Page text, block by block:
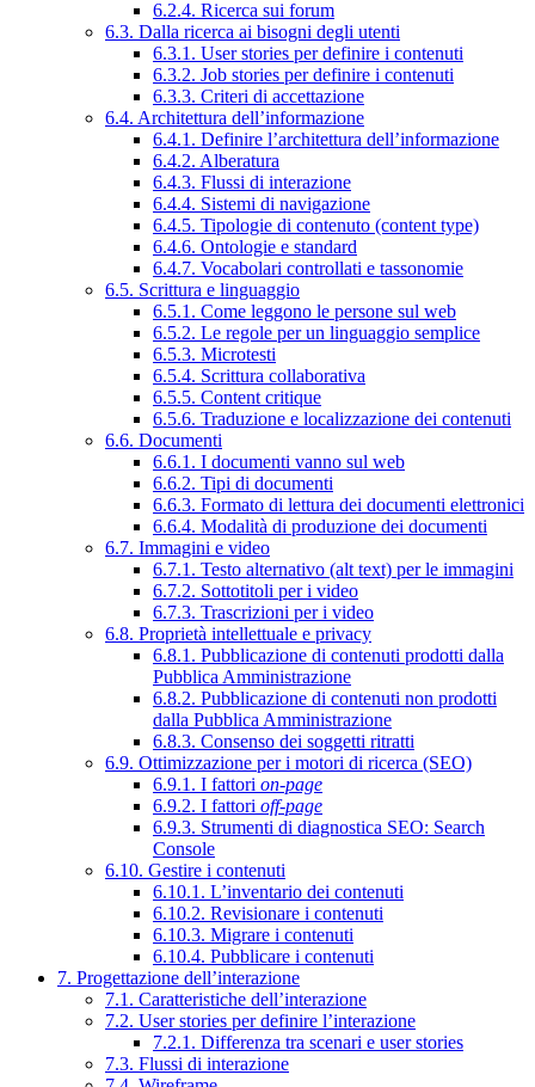
6.2.4. Ricerca sui forum
6.3. Dalla ricerca ai bisogni degli utenti
6.3.1. User stories per definire i contenuti
6.3.2. Job stories per definire i contenuti
6.3.3. Criteri di accettazione
6.4. Architettura dell’informazione
6.4.1. Definire l’architettura dell’informazione
6.4.2. Alberatura
6.4.3. Flussi di interazione
6.4.4. Sistemi di navigazione
6.4.5. Tipologie di contenuto (content type)
6.4.6. Ontologie e standard
6.4.7. Vocabolari controllati e tassonomie
6.5. Scrittura e linguaggio
6.5.1. Come leggono le persone sul web
6.5.2. Le regole per un linguaggio semplice
6.5.3. Microtesti
6.5.4. Scrittura collaborativa
6.5.5. Content critique
6.5.6. Traduzione e localizzazione dei contenuti
6.6. Documenti
6.6.1. I documenti vanno sul web
6.6.2. Tipi di documenti
6.6.3. Formato di lettura dei documenti elettronici
6.6.4. Modalità di produzione dei documenti
6.7. Immagini e video
6.7.1. Testo alternativo (alt text) per le immagini
6.7.2. Sottotitoli per i video
6.7.3. Trascrizioni per i video
6.8. Proprietà intellettuale e privacy
6.8.1. Pubblicazione di contenuti prodotti dalla
Pubblica Amministrazione
6.8.2. Pubblicazione di contenuti non prodotti
dalla Pubblica Amministrazione
6.8.3. Consenso dei soggetti ritratti
6.9. Ottimizzazione per i motori di ricerca (SEO)
6.9.1. I fattori on-page
6.9.2. I fattori off-page
6.9.3. Strumenti di diagnostica SEO: Search
Console
6.10. Gestire i contenuti
6.10.1. L’inventario dei contenuti
6.10.2. Revisionare i contenuti
6.10.3. Migrare i contenuti
6.10.4. Pubblicare i contenuti
7. Progettazione dell’interazione
7.1. Caratteristiche dell’interazione
7.2. User stories per definire l’interazione
7.2.1. Differenza tra scenari e user stories
7.3. Flussi di interazione